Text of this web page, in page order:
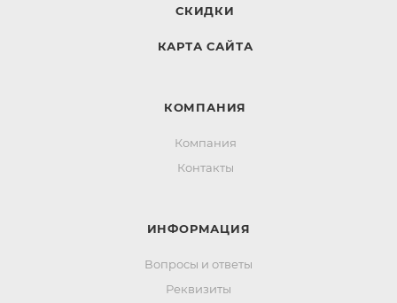
СКИДКИ
КАРТА САЙТА
КОМПАНИЯ
Компания
Контакты
ИНФОРМАЦИЯ
Вопросы и ответы
Реквизиты